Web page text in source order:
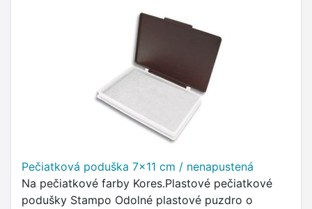
Pečiatková poduška 7x11 cm / nenapustená
Na pečiatkové farby Kores.Plastové pečiatkové
podušky Stampo Odolné plastové puzdro o